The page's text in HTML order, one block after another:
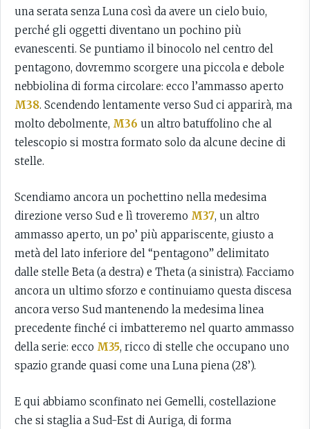
una serata senza Luna così da avere un cielo buio,
perché gli oggetti diventano un pochino più
evanescenti. Se puntiamo il binocolo nel centro del
pentagono, dovremmo scorgere una piccola e debole
nebbiolina di forma circolare: ecco l’ammasso aperto
M38. Scendendo lentamente verso Sud ci apparirà, ma
molto debolmente, M36 un altro batuffolino che al
telescopio si mostra formato solo da alcune decine di
stelle.
Scendiamo ancora un pochettino nella medesima
direzione verso Sud e lì troveremo M37, un altro
ammasso aperto, un po’ più appariscente, giusto a
metà del lato inferiore del “pentagono” delimitato
dalle stelle Beta (a destra) e Theta (a sinistra). Facciamo
ancora un ultimo sforzo e continuiamo questa discesa
ancora verso Sud mantenendo la medesima linea
precedente finché ci imbatteremo nel quarto ammasso
della serie: ecco M35, ricco di stelle che occupano uno
spazio grande quasi come una Luna piena (28’).
E qui abbiamo sconfinato nei Gemelli, costellazione
che si staglia a Sud-Est di Auriga, di forma